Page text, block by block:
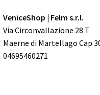
VeniceShop | Felm s.r.l.
Via Circonvallazione 28 T
Maerne di Martellago Cap
04695460271